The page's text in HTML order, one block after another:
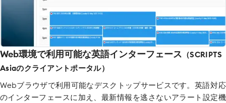
Web環境で利用可能な英語インターフェース （SCRIPTS
Asiaのクライアントポータル）
Webブラウザで利用可能なデスクトップサービスです。 英語対応
のインターフェースに加え、最新情報を逃さないアラート設定機